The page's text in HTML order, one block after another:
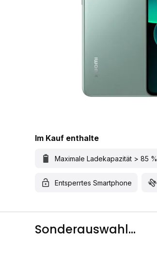
Im Kauf enthalte
Maximale Ladekapazität > 85 %
Entsperrtes Smartphone
Sonderauswahl...